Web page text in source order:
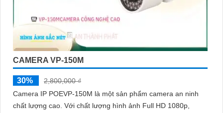
CAMERA VP-150M
30%
2,800,000 ₫
Camera IP POEVP-150M là một sản phẩm camera an ninh
chất lượng cao. Với chất lượng hình ảnh Full HD 1080p,